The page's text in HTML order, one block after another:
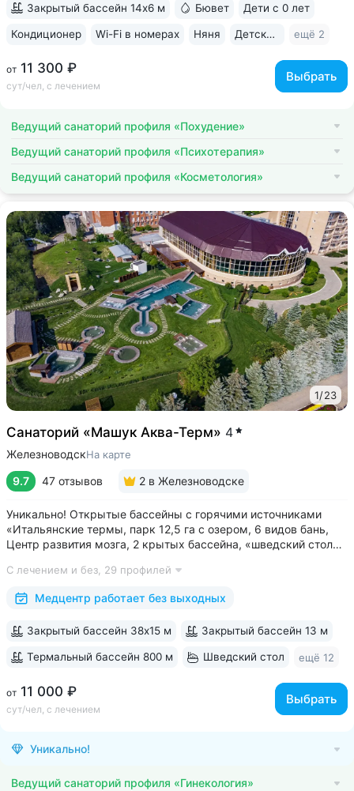
от 11 300 ₽
сут/чел, с лечением
Выбрать
Закрытый бассейн 14х6 м Бювет Дети с 0 лет
Кондиционер Wi-Fi в номерах Няня Детская комната ещё 2
Ведущий санаторий профиля «Похудение»
Ведущий санаторий профиля «Психотерапия»
Ведущий санаторий профиля «Косметология»
1/23
Санаторий «Машук Аква-Терм» 4
ЖелезноводскНа карте
9.7 47 отзывов 2 в Железноводске
Уникально! Открытые бассейны с горячими источниками
«Итальянские термы, парк 12,5 га с озером, 6 видов бань,
Центр развития мозга, 2 крытых бассейна, «шведский стол»
большой спа-комплекс, вода «Легенда Кавказа» •
Расположен в уединенном...
С лечением и без, 29 профилей
Медцентр работает без выходных
от 11 000 ₽
сут/чел, с лечением
Выбрать
Закрытый бассейн 38х15 м Закрытый бассейн 13 м
Термальный бассейн 800 м Шведский стол ещё 12
Уникально!
Ведущий санаторий профиля «Гинекология»